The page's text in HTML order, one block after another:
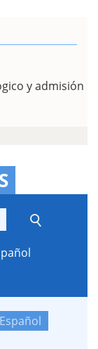
y admisión
Español